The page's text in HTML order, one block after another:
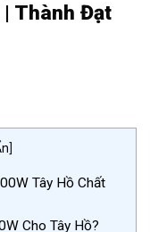
| Thành Đạt
]
Tây Hồ Chất
Cho Tây Hồ?